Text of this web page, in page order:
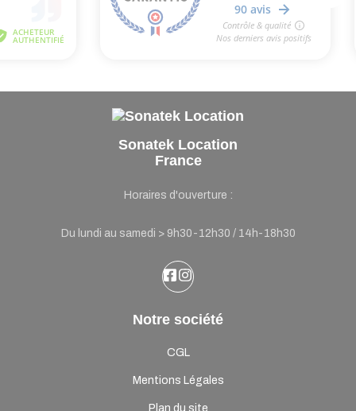
Sonatek Location
France
Horaires d'ouverture :
Du lundi au samedi > 9h30-12h30 / 14h-18h30
Notre société
CGL
Mentions Légales
Plan du site